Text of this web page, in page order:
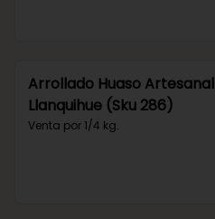
Arrollado Huaso Artesanal
Llanquihue (Sku 286)
Venta por 1/4 kg.